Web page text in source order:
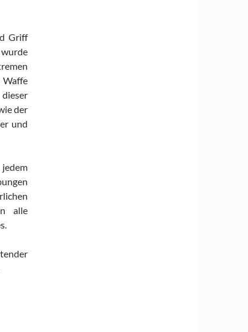
Griff
der
und
alle